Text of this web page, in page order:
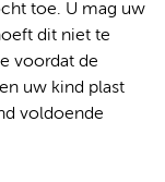
toe. U mag uw
dit niet te
voordat de
uw kind plast
voldoende